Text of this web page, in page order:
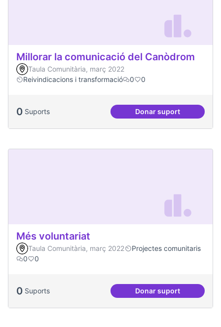
Millorar la comunicació del Canòdrom
Taula Comunitària, març 2022
Reivindicacions i transformació
0 0
0 Suports Donar suport
Millorar la
Més voluntariat
Taula Comunitària, març 2022
Projectes comunitaris
0
0
0 Suports Donar suportMés voluntariat